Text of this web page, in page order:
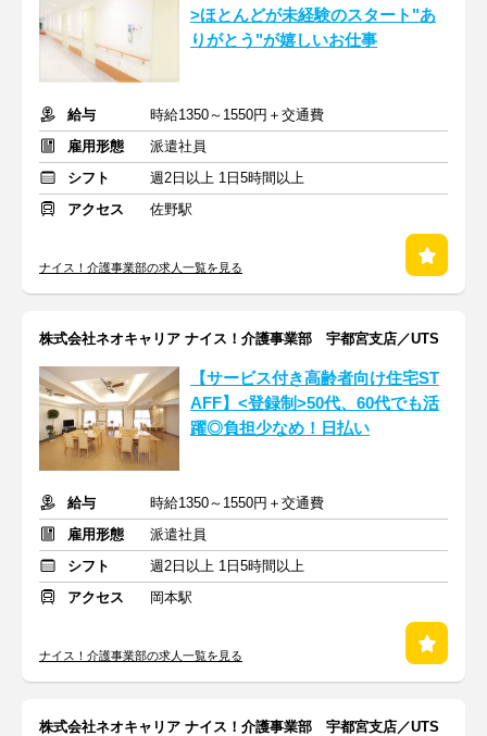
>ほとんどが未経験のスタート"あ
りがとう"が嬉しいお仕事
給与
時給1350～1550円＋交通費
雇用形態
派遣社員
シフト
週2日以上 1日5時間以上
アクセス
佐野駅
ナイス！介護事業部の求人一覧を見る
株式会社ネオキャリア ナイス！介護事業部 宇都宮支店／UTS
【サービス付き高齢者向け住宅ST
AFF】<登録制>50代、60代でも活
躍◎負担少なめ！日払い
給与
時給1350～1550円＋交通費
雇用形態
派遣社員
シフト
週2日以上 1日5時間以上
アクセス
岡本駅
ナイス！介護事業部の求人一覧を見る
株式会社ネオキャリア ナイス！介護事業部 宇都宮支店／UTS